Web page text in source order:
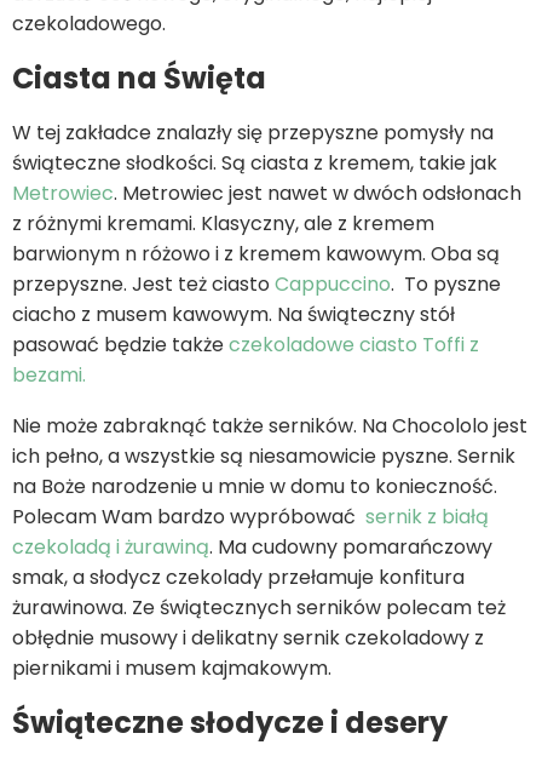
czekoladowego.
Ciasta na Święta
W tej zakładce znalazły się przepyszne pomysły na
świąteczne słodkości. Są ciasta z kremem, takie jak
Metrowiec. Metrowiec jest nawet w dwóch odsłonach
z różnymi kremami. Klasyczny, ale z kremem
barwionym n różowo i z kremem kawowym. Oba są
przepyszne. Jest też ciasto Cappuccino. To pyszne
ciacho z musem kawowym. Na świąteczny stół
pasować będzie takżeczekoladowe ciasto Toffi z
bezami.
Nie może zabraknąć także serników. Na Chocololo jest
ich pełno, a wszystkie są niesamowicie pyszne. Sernik
na Boże narodzenie u mnie w domu to konieczność.
Polecam Wam bardzo wypróbować sernik z białą
czekoladą i żurawiną. Ma cudowny pomarańczowy
smak, a słodycz czekolady przełamuje konfitura
żurawinowa. Ze świątecznych serników polecam też
obłędnie musowy i delikatny sernik czekoladowy z
piernikami i musem kajmakowym.
Świąteczne słodycze i desery